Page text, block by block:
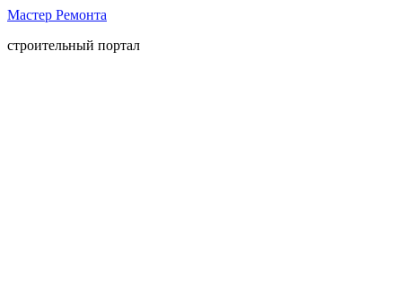
Мастер Ремонта
строительный портал